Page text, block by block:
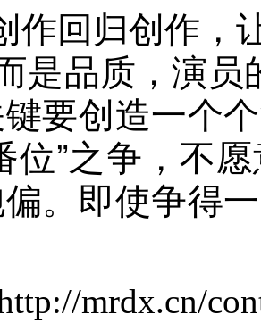
回归创作 ，
是品质，演
要创造一个
位”之争 ， 不
。 即使争得
mrdx.cn/